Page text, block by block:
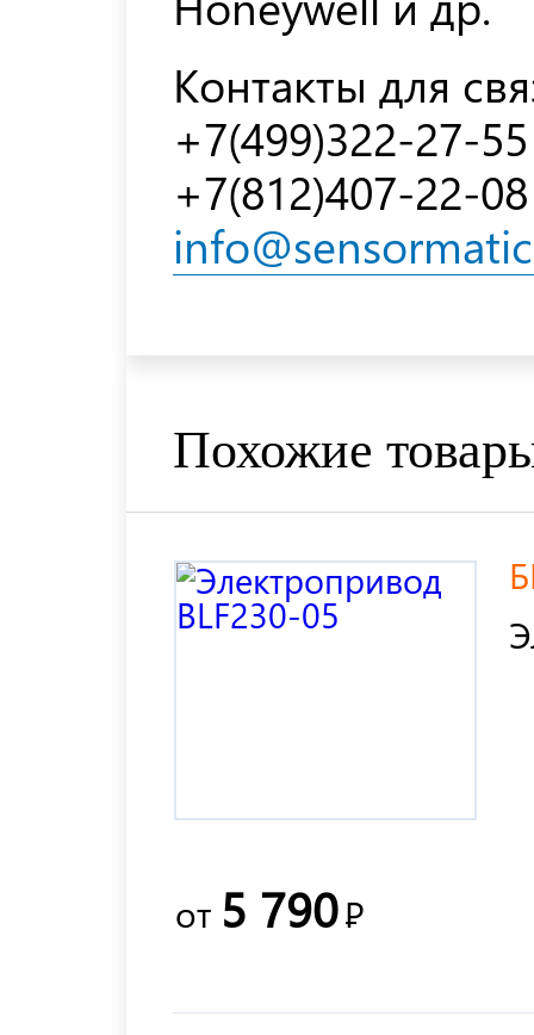
Контакты для
+7(499)322-27-55
+7(812)407-22-08
Похожие
от 5 790Р